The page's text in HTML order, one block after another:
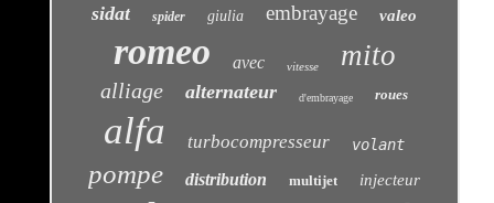
sidat spider giulia embrayage valeo
romeo avec vitesse mito
alliage alternateur d'embrayage roues
alfa turbocompresseur volant
pompe distribution multijet injecteur